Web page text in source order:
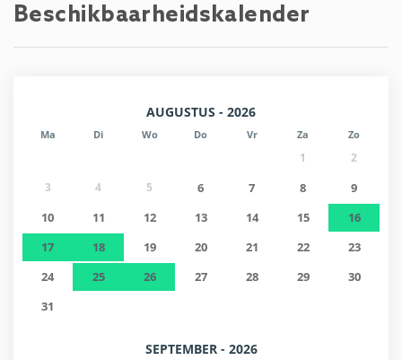
Ziekenhuis - Tauernklinikum Zell am See 6,5 km
Luchthaven - Flughafen München 211 km
Beschikbaarheidskalender
AUGUSTUS - 2026
Ma Di Wo Do Vr Za Zo
1
2
3
4 5 6 7 8
9
10
11 12 13 14 15
16
17
18 19 20 21 22
23
24
25 26 27 28 29
30
31
SEPTEMBER - 2026